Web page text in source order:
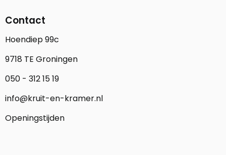
Contact
Hoendiep 99c
9718 TE Groningen
050 - 312 15 19
info@kruit-en-kramer.nl
Openingstijden